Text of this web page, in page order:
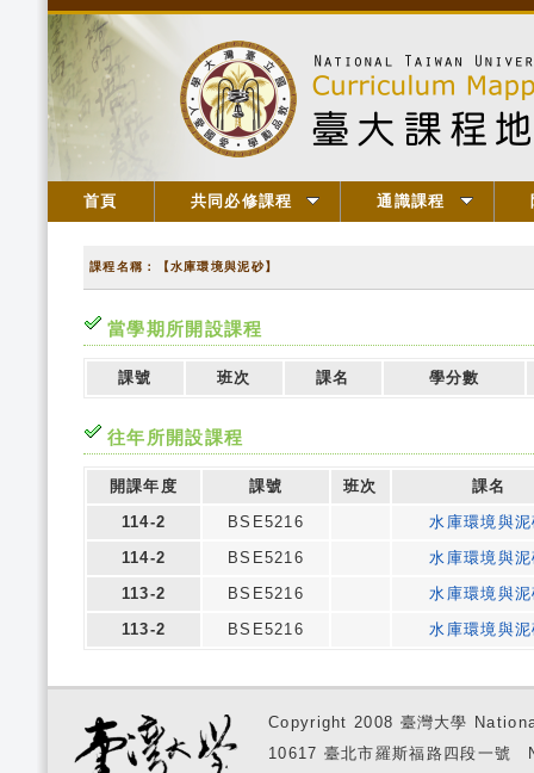
首頁 共同必修課程 通識課程
課程名稱：【水庫環境與泥砂】
當學期所開設課程
課號 班次 課名 學分數
往年所開設課程
開課年度 課號 班次
課名
114-2
BSE5216
水庫環境與
114-2
BSE5216
水庫環境與
113-2
BSE5216
水庫環境與
113-2
BSE5216 水庫環境與
Copyright 2008 臺灣大學
10617 臺北市羅斯福路四段一